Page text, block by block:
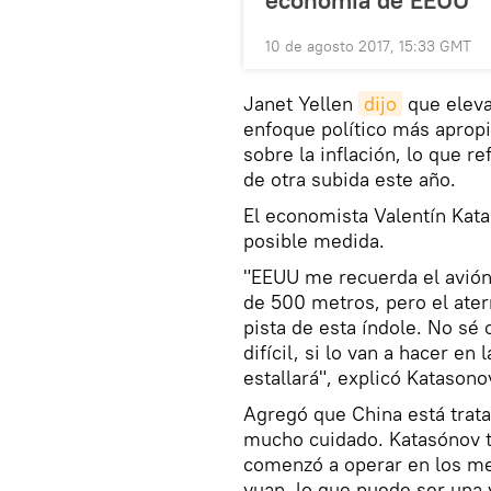
10 de agosto 2017, 15:33 GMT
Janet Yellen dijo que
enfoque político más
sobre la inflación, lo que
de otra subida este año.
El economista Valentín
posible medida.
"EEUU me recuerda el
de 500 metros, pero el
pista de esta índole. No sé
difícil, si lo van a hacer en
estallará", explicó
Agregó que China está
mucho cuidado.
comenzó a operar en los